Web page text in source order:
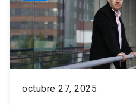
octubre 27, 2025